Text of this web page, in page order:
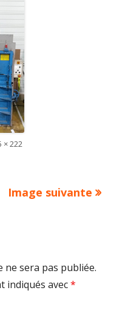
× 222
Image suivante
ne sera pas publiée.
indiqués avec*